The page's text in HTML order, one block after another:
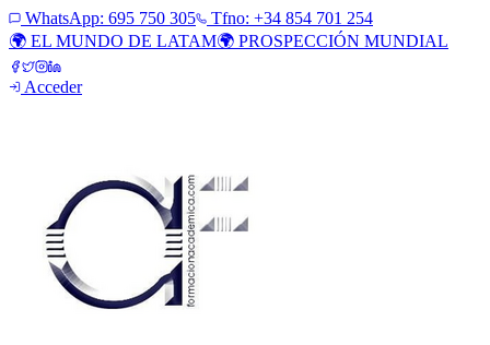
WhatsApp: 695 750 305
Tfno: +34 854 701 254
🌍 EL MUNDO DE LATAM🌍 PROSPECCIÓN MUNDIAL
Acceder